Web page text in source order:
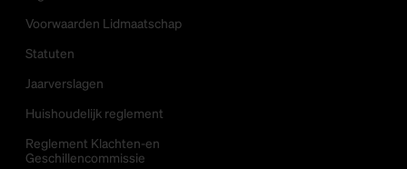
Voorwaarden Lidmaatschap
Statuten
Jaarverslagen
Huishoudelijk reglement
Reglement Klachten-en
Geschillencommissie